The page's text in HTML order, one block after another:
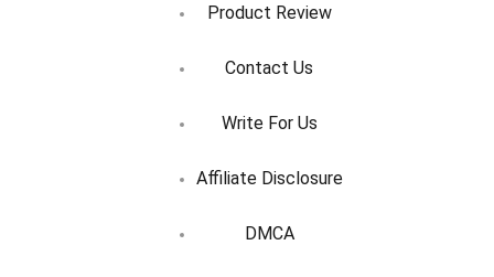
Product Review
Contact Us
Write For Us
Affiliate Disclosure
DMCA